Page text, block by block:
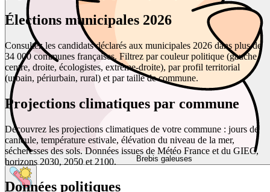
Brebis galeuses
Élections municipales 2026
Consultez les candidats déclarés aux municipales 2026 dans plus de
34 000 communes françaises. Filtrez par couleur politique (gauche,
centre, droite, écologistes, extrême-droite), par profil territorial
(urbain, périurbain, rural) et par taille de commune.
Projections climatiques par commune
Découvrez les projections climatiques de votre commune : jours de
canicule, température estivale, élévation du niveau de la mer,
sécheresses des sols. Données issues de Météo France et du GIEC,
horizons 2030, 2050 et 2100.
Données politiques